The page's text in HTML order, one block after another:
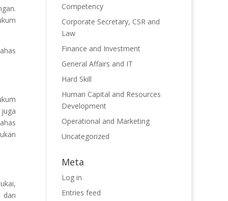
dan
Competency
Corporate Secretary, CSR and
Law
Finance and Investment
General Affairs and IT
Hard Skill
Human Capital and Resources
Development
Operational and Marketing
Uncategorized
Meta
Log in
Entries feed